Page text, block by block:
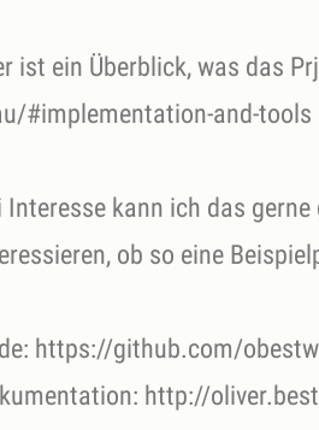
ist ein Überblick, was das
#implementation-and-tools
Interesse kann ich das
ob so eine
https://github.com/
http://